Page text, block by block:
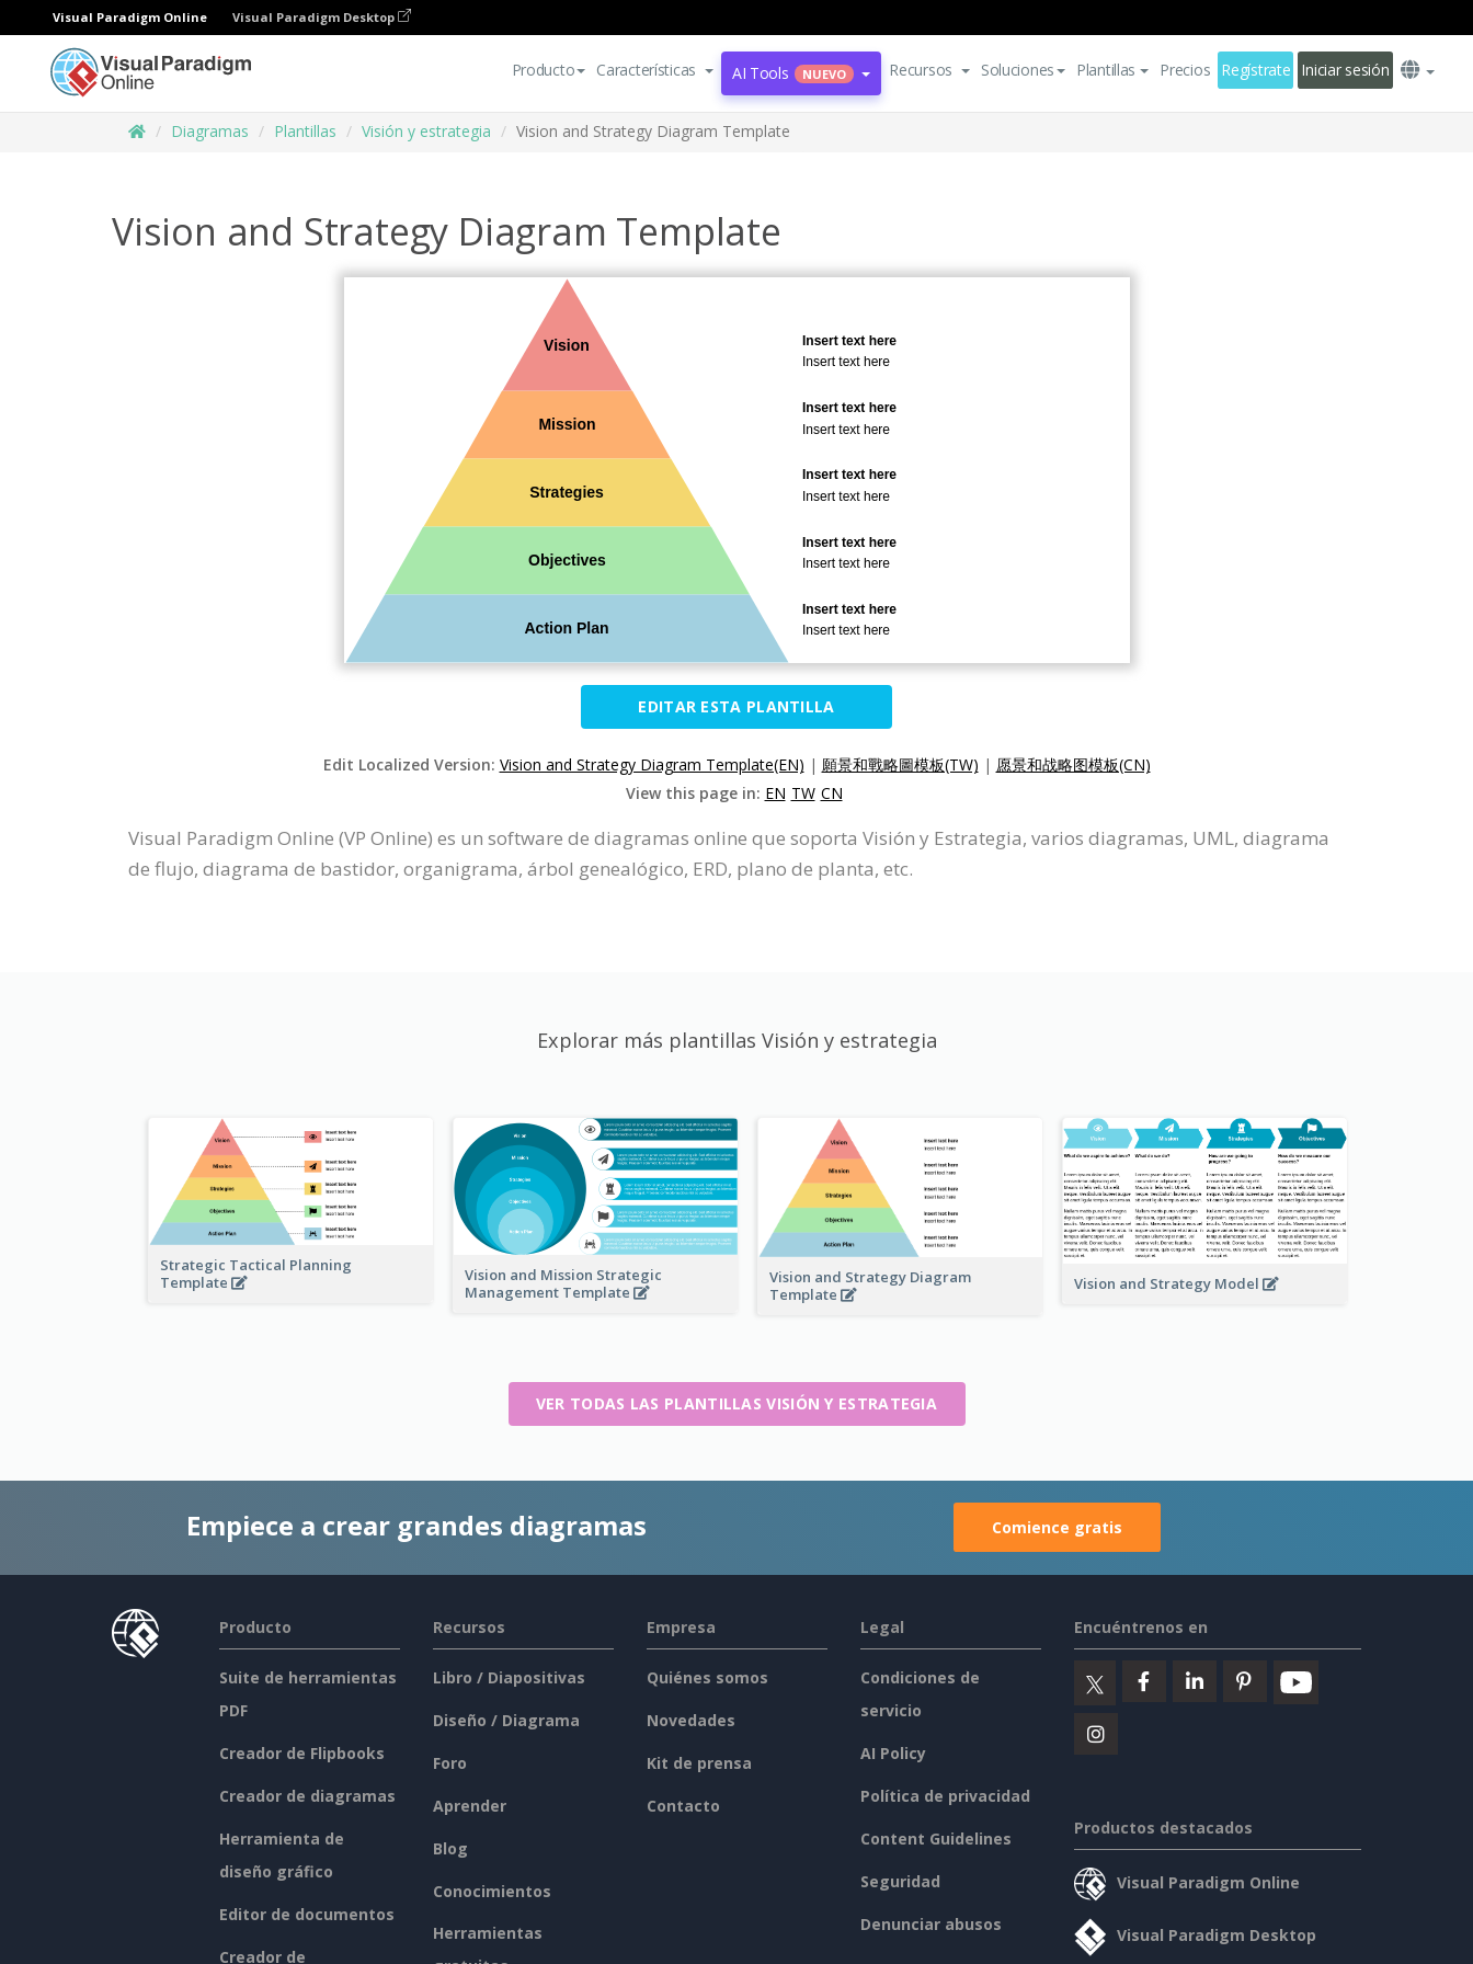
Visual Paradigm Online Visual Paradigm Desktop
Producto Características AI Tools NUEVO Recursos Soluciones Plantillas Precios Regístrate Iniciar sesión
Diagramas Plantillas Visión y estrategia Vision and Strategy Diagram Template
Vision and Strategy Diagram Template
EDITAR ESTA PLANTILLA
Edit Localized Version: Vision and Strategy Diagram Template(EN) | 願景和戰略圖模板(TW) | 愿景和战略图模板(CN)
View this page in: EN TW CN
Visual Paradigm Online (VP Online) es un software de diagramas online que soporta Visión y Estrategia, varios diagramas, UML, diagrama
de flujo, diagrama de bastidor, organigrama, árbol genealógico, ERD, plano de planta, etc.
Explorar más plantillas Visión y estrategia
Strategic Tactical Planning
Template
Vision and Mission Strategic
Management Template
Vision and Strategy Diagram
Template
Vision and Strategy Model
VER TODAS LAS PLANTILLAS VISIÓN Y ESTRATEGIA
Empiece a crear grandes diagramas Comience gratis
Producto
Suite de herramientas
PDF
Creador de Flipbooks
Creador de diagramas
Herramienta de
diseño gráfico
Editor de documentos
Creador de
Recursos
Libro / Diapositivas
Diseño / Diagrama
Foro
Aprender
Blog
Conocimientos
Herramientas
Empresa
Quiénes somos
Novedades
Kit de prensa
Contacto
Legal
Condiciones de
servicio
AI Policy
Política de privacidad
Content Guidelines
Seguridad
Denunciar abusos
Encuéntrenos en
Productos destacados
Visual Paradigm Online
Visual Paradigm Desktop